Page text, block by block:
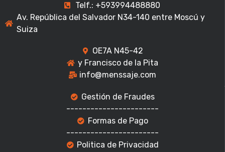
Telf.: +593994488880
Av. República del Salvador N34-140 entre Moscú y
Suiza
OE7A N45-42
y Francisco de la Pita
info@menssaje.com
Gestión de Fraudes
-----------------------
Formas de Pago
-----------------------
Politica de Privacidad